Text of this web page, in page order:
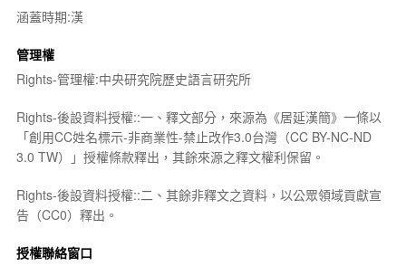
涵蓋時期:漢
管理權
Rights-管理權:中央研究院歷史語言研究所
Rights-後設資料授權::一、釋文部分，來源為《居延漢簡》一條以
「創用CC姓名標示-非商業性-禁止改作3.0台灣（CC BY-NC-ND
3.0 TW）」授權條款釋出，其餘來源之釋文權利保留。
Rights-後設資料授權::二、其餘非釋文之資料，以公眾領域貢獻宣
告（CC0）釋出。
授權聯絡窗口